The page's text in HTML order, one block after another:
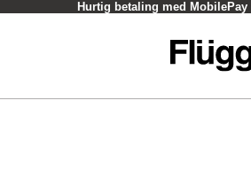
Hurtig betaling med MobilePay